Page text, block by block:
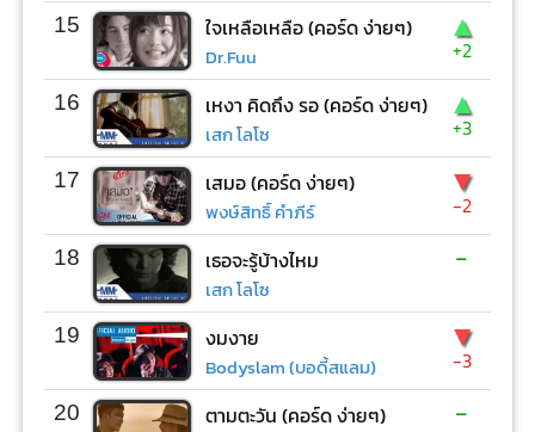
15 ใจเหลือเหลือ (คอร์ด ง่ายๆ)
Dr.Fuu
▲
+2
16 เหงา คิดถึง รอ (คอร์ด ง่ายๆ)
เสก โลโซ
▲
+3
17 เสมอ (คอร์ด ง่ายๆ)
พงษ์สิทธิ์ คำภีร์
▼
-2
18 เธอจะรู้บ้างไหม
เสก โลโซ
-
19 งมงาย
Bodyslam (บอดี้สแลม)
▼
-3
20 ตามตะวัน (คอร์ด ง่ายๆ) -